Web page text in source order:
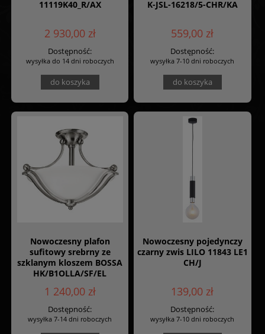
11119K40_R/AX
2 930,00 zł
Dostępność:
wysyłka do 14 dni roboczych
do koszyka
K-JSL-16218/5-CHR/KA
559,00 zł
Dostępność:
wysyłka 7-10 dni roboczych
do koszyka
Nowoczesny plafon
sufitowy srebrny ze
szklanym kloszem BOSSA
HK/B1OLLA/SF/EL
1 240,00 zł
Dostępność:
wysyłka 7-14 dni roboczych
Nowoczesny pojedynczy
czarny zwis LILO 11843 LE1
CH/J
139,00 zł
Dostępność:
wysyłka 7-10 dni roboczych